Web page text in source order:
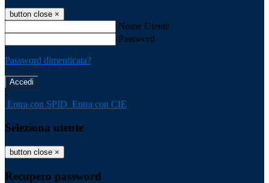
button close ×
Nome Utente
Password
Password dimenticata?
-
Entra con SPID Entra con CIE
Seleziona utente
button close ×
Recupero password